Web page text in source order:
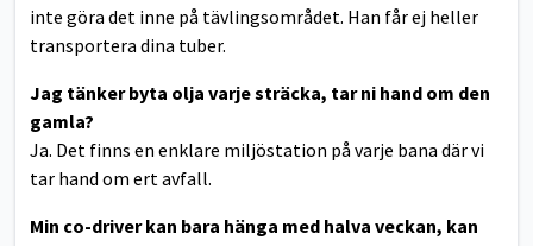
inte göra det inne på tävlingsområdet. Han får ej heller
transportera dina tuber.
Jag tänker byta olja varje sträcka, tar ni hand om den
gamla?
Ja. Det finns en enklare miljöstation på varje bana där vi
tar hand om ert avfall.
Min co-driver kan bara hänga med halva veckan, kan